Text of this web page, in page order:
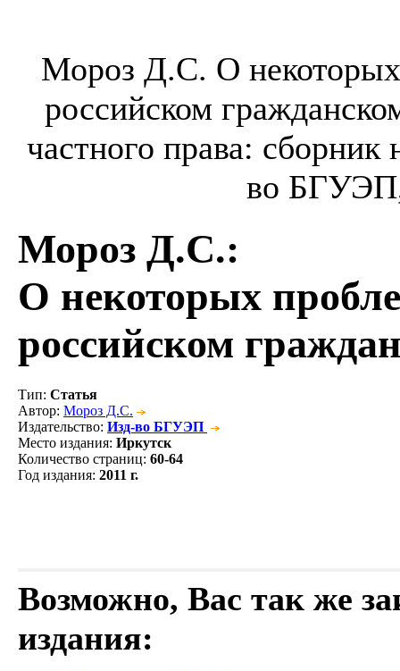
Мороз Д.С. О некоторых
российском
частного права:
во
Мороз Д.С.:
О некоторых
российском
Тип: Статья
Автор: Мороз Д.С.
Издательство: Изд-во БГУЭП
Место издания: Иркутск
Количество страниц: 60-64
Год издания: 2011 г.
Возможно, Вас так же
издания: